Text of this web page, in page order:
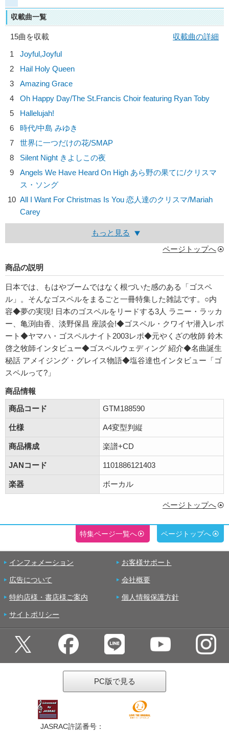
収載曲一覧
15曲を収載
収載曲の詳細
1
Joyful,Joyful
2
Hail Holy Queen
3
Amazing Grace
4
Oh Happy Day/The St.Francis Choir featuring Ryan Toby
5
Hallelujah!
6
時代/中島 みゆき
7
世界に一つだけの花/SMAP
8
Silent Night きよしこの夜
9
Angels We Have Heard On High あら野の果てに/クリスマ
ス・ソング
10 All I Want For Christmas Is You 恋人達のクリスマ/Mariah
Carey
もっと見る
ページトップへ
商品の説明
日本では、もはやブームではなく根づいた感のある「ゴスペ
ル」。そんなゴスペルをまるごと一冊特集した雑誌です。○内
容◆夢の実現! 日本のゴスペルをリードする3人 ラニー・ラッカ
ー、亀渕由香、淡野保昌 座談会!◆ゴスペル・クワイヤ潜入レポ
ート◆ヤマハ・ゴスペルナイト2003レポ◆元やくざの牧師 鈴木
啓之牧師インタビュー◆ゴスペルウェディング 紹介◆名曲誕生
秘話 アメイジング・グレイス物語◆塩谷達也インタビュー「ゴ
スペルって?」
商品情報
商品コード
GTM188590
仕様 A4変型判縦
商品構成 楽譜+CD
JANコード 1101886121403
楽器 ボーカル
ページトップへ
特集ページ一覧へ ページトップへ
インフォメーション お客様サポート
広告について 会社概要
特約店様・書店様ご案内 個人情報保護方針
サイトポリシー
PC版で見る
JASRAC許諾番号：